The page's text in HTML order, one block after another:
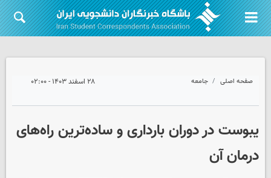
صفحه اصلی جامعه ۲۸ اسفند ۱۴۰۳ - ۰۲:۰۰
یبوست در دوران بارداری و ساده‌ترین راه‌های
درمان آن